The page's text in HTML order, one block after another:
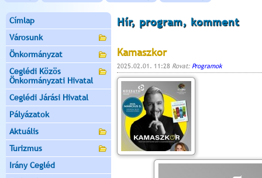
Címlap
Városunk
Önkormányzat
Ceglédi Közös
Önkormányzati Hivatal
Ceglédi Járási Hivatal
Pályázatok
Aktuális
Turizmus
Irány Cegléd
Hír, program, komment
Kamaszkor
2025.02.01. 11:28 Rovat: Programok